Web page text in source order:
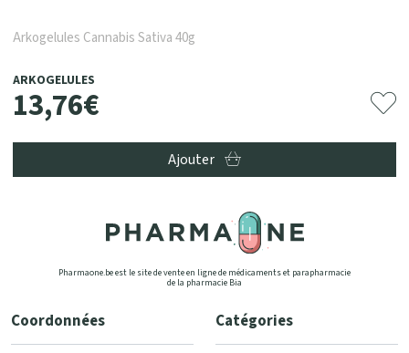
Arkogelules Cannabis Sativa 40g
ARKOGELULES
13,76€
Ajouter
Pharmaone.be est le site de vente en ligne de médicaments et parapharmacie
de la pharmacie Bia
Coordonnées Catégories